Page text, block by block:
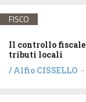
FISCO
Il controllo
tributi locali
/Alfio CISSELLO -